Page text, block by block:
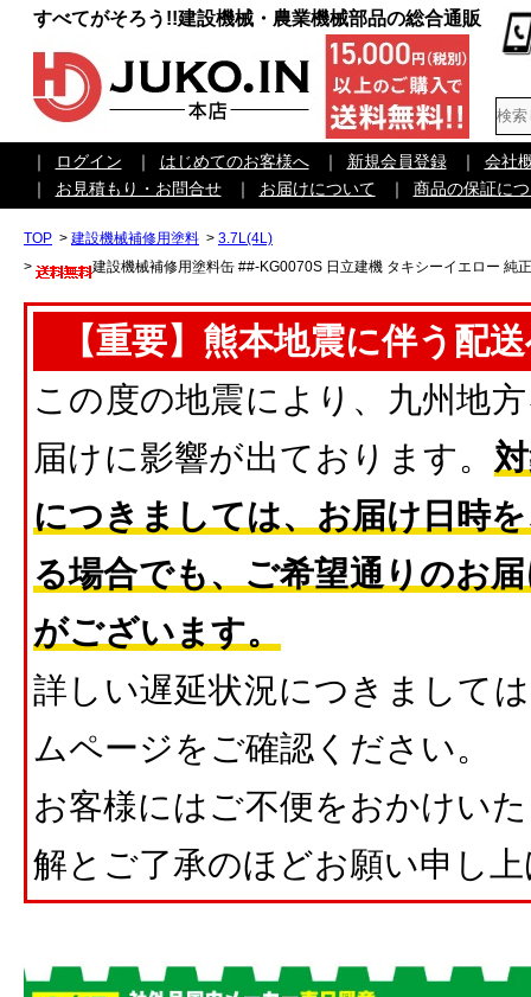
すべてがそろう!!建設機械・農業機械部品の総合通販
｜ ログイン ｜ はじめてのお客様へ ｜ 新規会員登録 ｜
会社
｜
お見積もり・お問合せ ｜ お届けについて ｜ 商品の保証に
TOP > 建設機械補修用塗料 > 3.7L(4L)
>
建設機械補修用塗料缶 ##-KG0070S 日立建機 タキシーイエロー 純
【重要】熊本地震に伴う配
この度の地震により、九州地
届けに影響が出ております。
につきましては、お届け日時
る場合でも、ご希望通りのお
がございます。
詳しい遅延状況につきまして
ムページをご確認ください。
お客様にはご不便をおかけい
解とご了承のほどお願い申し